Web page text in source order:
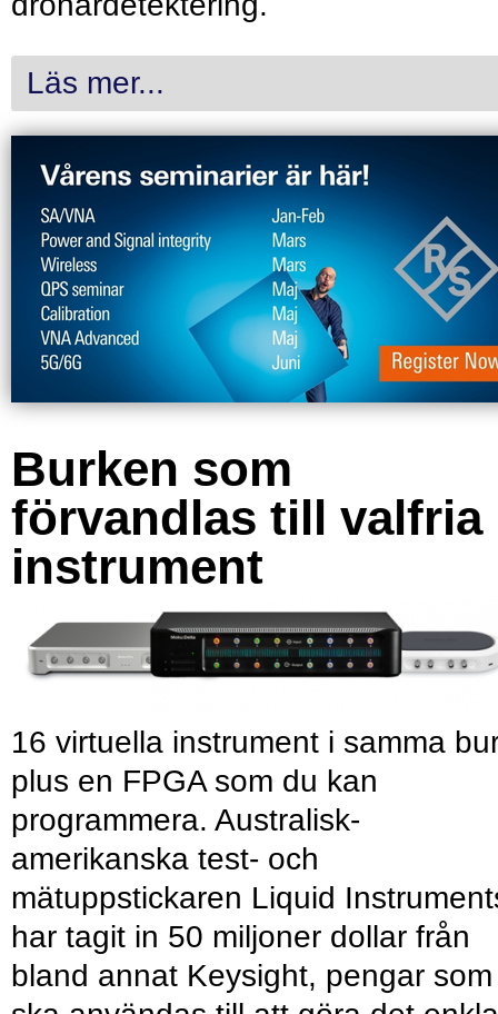
Läs mer...
Burken som
förvandlas till valfria
instrument
16 virtuella instrument i samma
plus en FPGA som du kan
programmera. Australisk-
amerikanska test- och
mätuppstickaren Liquid
har tagit in 50 miljoner dollar från
bland annat Keysight, pengar som